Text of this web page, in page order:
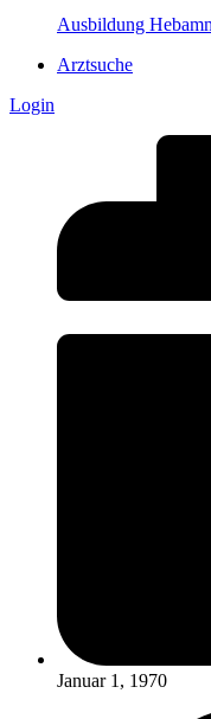
Ausbildung
Arztsuche
Login
Januar 1, 1970